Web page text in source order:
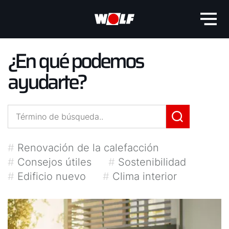
¿En qué podemos
ayudarte?
# Renovación de la calefacción
# Consejos útiles # Sostenibilidad
# Edificio nuevo # Clima interior